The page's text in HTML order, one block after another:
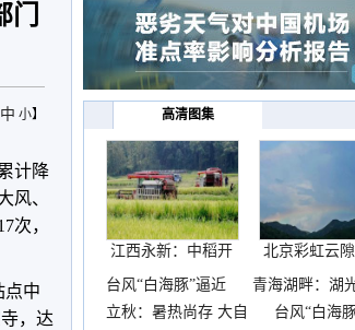
中 小】
计降
风、
次，
点中
，达
高清图集
江西永新：中稻开
镰抢
北京彩虹云
彩云
台风“白海豚”逼近
青海湖畔：湖
长
立秋：暑热尚存 大自
台风“白海